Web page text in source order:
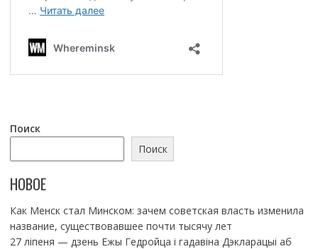
Поиск
Поиск
НОВОЕ
Как Менск стал Минском: зачем советская власть изменила
название, существовавшее почти тысячу лет
27 ліпеня — дзень Ежы Гедройца і гадавіна Дэкларацыі аб